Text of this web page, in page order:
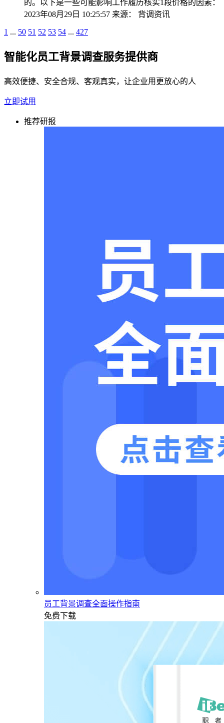
的。以下是一些可能影响工作履历核实1段价格的因素：
2023年08月29日 10:25:57 来源： 背调资讯
1 ... 50 51 52 53 54 ... 427
智能化员工背景调查服务提供商
高效便捷、安全合规、客观真实，让企业用更放心的人
立即试用
推荐研报
员工背景调查全面操作指南
免费下载